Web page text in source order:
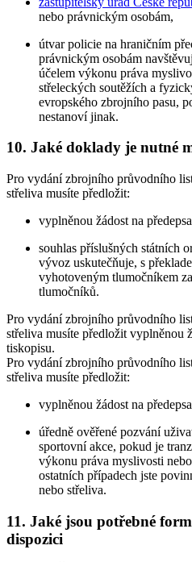
nebo právnickým osobám,
útvar policie na hraničním
právnickým osobám
účelem výkonu práva
střeleckých soutěžích a
evropského zbrojního pasu,
nestanoví jinak.
10. Jaké doklady je nutné
Pro vydání zbrojního průvodního
střeliva musíte předložit:
vyplněnou žádost na
souhlas příslušných státních
vývoz uskutečňuje, s
vyhotoveným tlumočníkem
tlumočníků.
Pro vydání zbrojního průvodního
střeliva musíte předložit vyplněnou
tiskopisu.
Pro vydání zbrojního průvodního
střeliva musíte předložit:
vyplněnou žádost na
úředně ověřené pozvání
sportovní akce, pokud je
výkonu práva myslivosti
ostatních případech jste
nebo střeliva.
11. Jaké jsou potřebné
dispozici